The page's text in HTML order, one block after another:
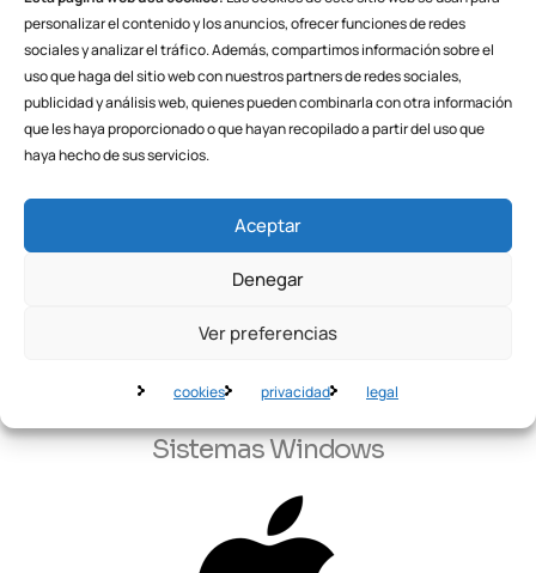
personalizar el contenido y los anuncios, ofrecer funciones de redes
sociales y analizar el tráfico. Además, compartimos información sobre el
uso que haga del sitio web con nuestros partners de redes sociales,
publicidad y análisis web, quienes pueden combinarla con otra información
que les haya proporcionado o que hayan recopilado a partir del uso que
haya hecho de sus servicios.
Aceptar
Denegar
Ver preferencias
cookies privacidad legal
si tiene contrato con nosotros puede que ya
tenga un agente instalado en su equipo.
Sistemas Windows